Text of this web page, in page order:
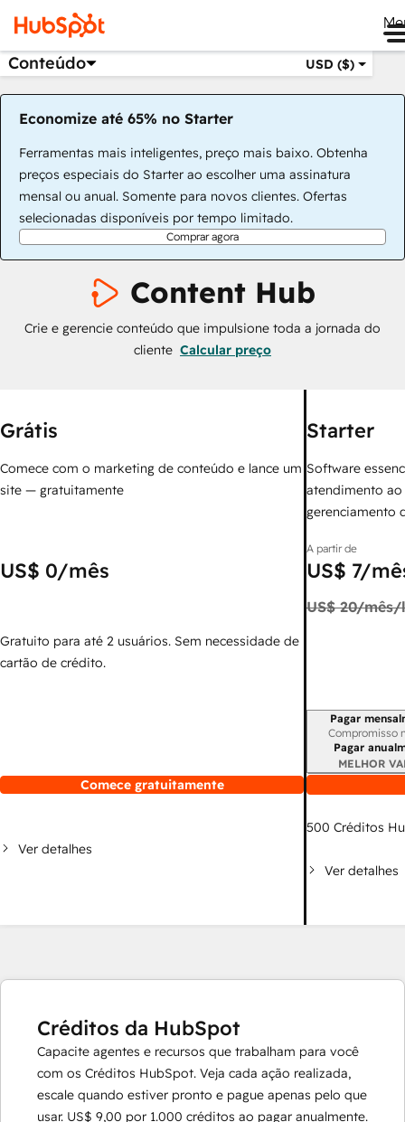
Conteúdo USD ($)
Economize até 65% no Starter
Ferramentas mais inteligentes, preço mais baixo. Obtenha
preços especiais do Starter ao escolher uma assinatura
mensal ou anual. Somente para novos clientes. Ofertas
selecionadas disponíveis por tempo limitado.
Comprar agora
Content Hub
Crie e gerencie conteúdo que impulsione toda a jornada do
cliente Calcular preço
Grátis
Comece com o marketing de conteúdo e lance um
site — gratuitamente
US$ 0/mês
Gratuito para até 2 usuários. Sem necessidade de
cartão de crédito.
Comece gratuitamente
Ver detalhes
Starter
Software
atendimento
gerenciamento
A partir de
US$ 7/
US$ 20/mês/
Período de
Pagar
Compromisso
Pagar
MELHOR
500 Créditos
Ver detalhes
Créditos da HubSpot
Capacite agentes e recursos que trabalham para você
com os Créditos HubSpot. Veja cada ação realizada,
escale quando estiver pronto e pague apenas pelo que
usar. US$ 9,00 por 1.000 créditos ao pagar anualmente.